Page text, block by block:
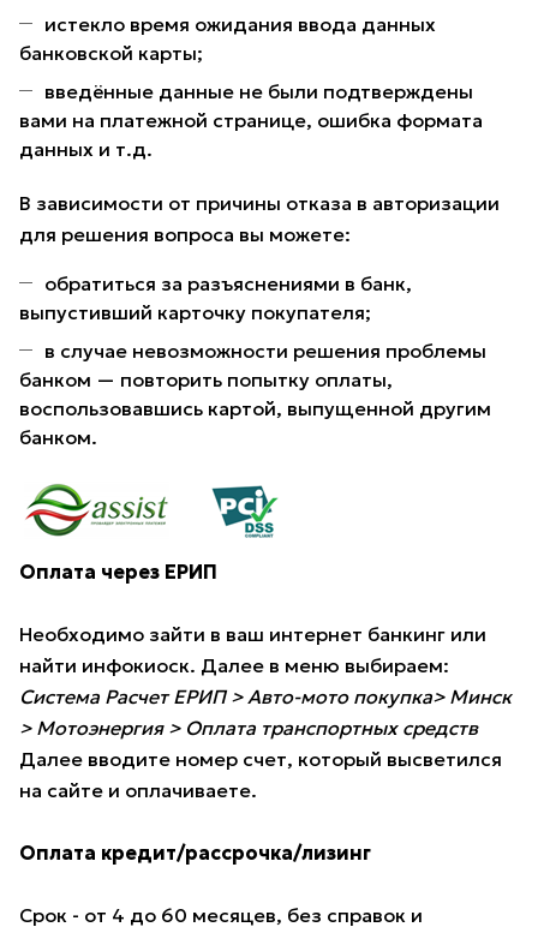
истекло время ожидания ввода данных
банковской карты;
введённые данные не были подтверждены
вами на платежной странице, ошибка формата
данных и т.д.
В зависимости от причины отказа в авторизации
для решения вопроса вы можете:
обратиться за разъяснениями в банк,
выпустивший карточку покупателя;
в случае невозможности решения проблемы
банком — повторить попытку оплаты,
воспользовавшись картой, выпущенной другим
банком.
Оплата через ЕРИП
Необходимо зайти в ваш интернет банкинг или
найти инфокиоск. Далее в меню выбираем:
Система Расчет ЕРИП > Авто-мото покупка> Минск
> Мотоэнергия > Оплата транспортных средств
Далее вводите номер счет, который высветился
на сайте и оплачиваете.
Оплата кредит/рассрочка/лизинг
Срок - от 4 до 60 месяцев, без справок и